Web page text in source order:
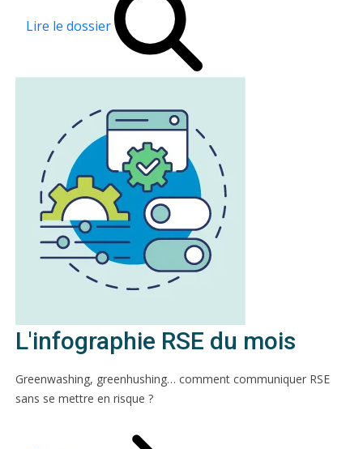
Lire le dossier
L'infographie RSE du mois
Greenwashing, greenhushing… comment communiquer RSE
sans se mettre en risque ?